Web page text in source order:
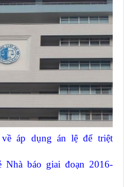
áp dụng án lệ để triệt
Nhà báo giai đoạn 2016-